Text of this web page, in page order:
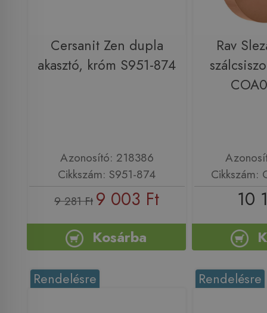
Cersanit Zen dupla
akasztó, króm S951-874
Azonosító: 218386
Cikkszám: S951-874
9 281 Ft 9 003 Ft
Kosárba
Rav
Cikkszám:
10
Rendelésre Rendelésre